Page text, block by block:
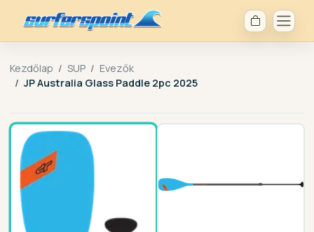
Kezdőlap SUP
Evezők
JP Australia Glass Paddle 2pc 2025